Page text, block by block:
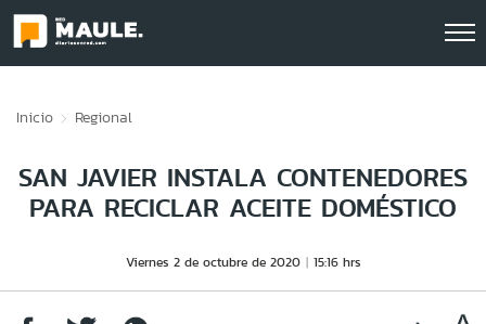
Inicio Regional
SAN JAVIER INSTALA CONTENEDORES
PARA RECICLAR ACEITE DOMÉSTICO
Viernes 2 de octubre de 2020 15:16 hrs